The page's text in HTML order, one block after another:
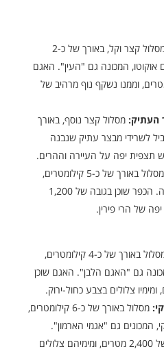
מסלול קצר וקל, באורך של כ-2
אוקוטו, המכונה גם "העין". האגם
בגובה של 2,500 מטרים, וממנו נשקף נוף מרהיב של
העתיק: מסלול קצר נוסף, באורך
המוביל לשרידי מבצר עתיק שנבנה
מסלול באורך של כ-5 קילומטרים,
המוביל לכפר דוברינישטה. הכפר שוכן בגובה של 1,200
של הרי פירין.
מסלול באורך של כ-4 קילומטרים,
גם "האגם הלבן". האגם שוכן
מסלול באורך של כ-6 קילומטרים,
המכונים גם "אגמי הארמון".
האגמים שוכנים בגובה של 2,400 מטרים, ומימיהם צלולים